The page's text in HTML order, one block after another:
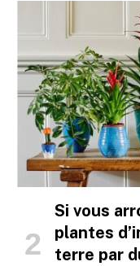
Si vous
plantes
terre par